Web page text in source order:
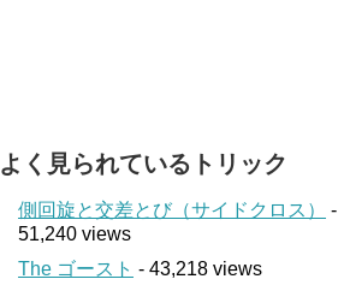
よく見られているトリック
側回旋と交差とび（サイドクロス）
-
51,240 views
The ゴースト - 43,218 views